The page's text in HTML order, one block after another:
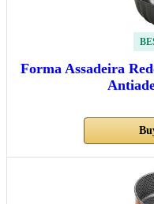
Forma Assadeira